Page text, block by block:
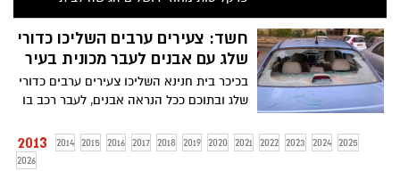
המשפט המחוזי לנוער בעיר, כתב אישום כנגד
שבעה קטינים, תושבי צור באהר ירושלים,
אשר היו מעורבים בפרשת יידוי האבנים
חשד: צעירים ערבים השליכו כדורי
שלג עם אבנים לעבר מכונית בעיר
בכיכר בית חנינא השליכו צעירים ערבים כדורי
שלג ובתוכם ככל הנראה אבנים, לעבר רכב בו
2013 2014 2015 2016 2017 2018 2019 2020 2021 2022 2023 2024 2025
2026